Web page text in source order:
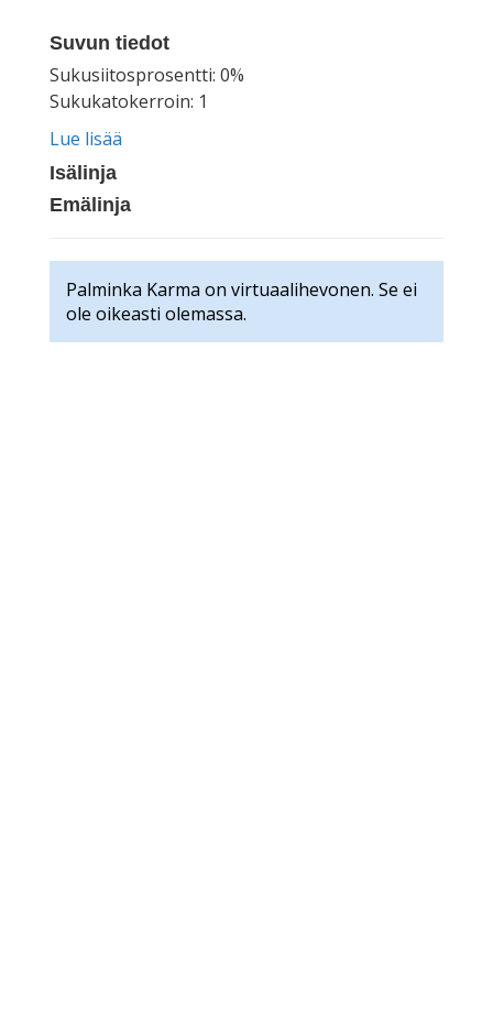
Suvun tiedot
Sukusiitosprosentti: 0%
Sukukatokerroin: 1
Lue lisää
Isälinja
Emälinja
Palminka Karma on virtuaalihevonen. Se ei
ole oikeasti olemassa.